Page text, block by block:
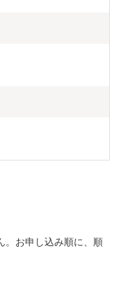
。お申し込み順に、順